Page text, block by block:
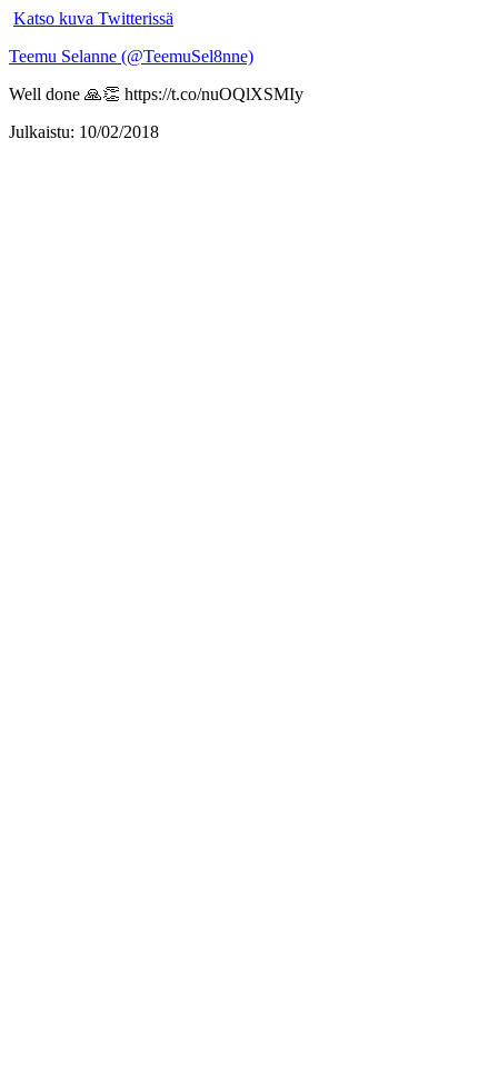
Katso kuva Twitterissä
Teemu Selanne (@TeemuSel8nne)
Well done 🙏👏 https://t.co/nuOQlXSMIy
Julkaistu: 10/02/2018